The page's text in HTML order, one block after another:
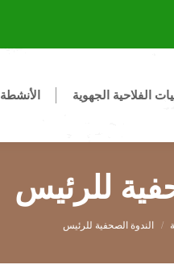
الفلاحية الجهوية الأنشطة
للرئيس
الندوة الصحفية للرئيس